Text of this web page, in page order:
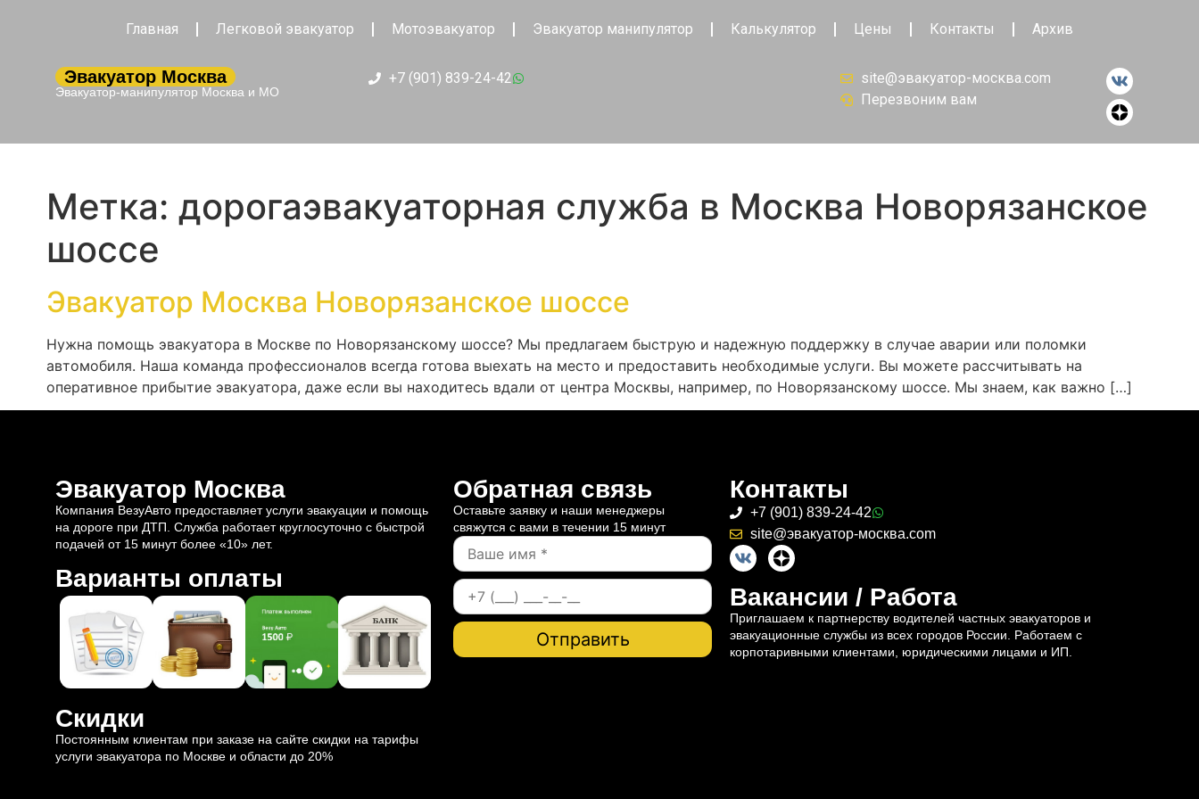
Главная Легковой эвакуатор Мотоэвакуатор Эвакуатор манипулятор Калькулятор Цены Контакты Архив
Эвакуатор Москва
Эвакуатор-манипулятор Москва и МО
+7 (901) 839-24-42
site@эвакуатор-москва.com
Перезвоним вам
Метка: дорогаэвакуаторная служба в Москва Новорязанское
шоссе
Эвакуатор Москва Новорязанское шоссе
Нужна помощь эвакуатора в Москве по Новорязанскому шоссе? Мы предлагаем быструю и надежную поддержку в случае аварии или поломки
автомобиля. Наша команда профессионалов всегда готова выехать на место и предоставить необходимые услуги. Вы можете рассчитывать на
оперативное прибытие эвакуатора, даже если вы находитесь вдали от центра Москвы, например, по Новорязанскому шоссе. Мы знаем, как важно […]
Эвакуатор Москва
Компания ВезуАвто предоставляет услуги эвакуации и помощь
на дороге при ДТП. Служба работает круглосуточно с быстрой
подачей от 15 минут более «10» лет.
Варианты оплаты
Скидки
Постоянным клиентам при заказе на сайте скидки на тарифы
услуги эвакуатора по Москве и области до 20%
Обратная связь
Оставьте заявку и наши менеджеры
свяжутся с вами в течении 15 минут
Контакты
+7 (901) 839-24-42
site@эвакуатор-москва.com
Вакансии / Работа
Приглашаем к партнерству водителей частных эвакуаторов и
эвакуационные службы из всех городов России. Работаем с
корпотаривными клиентами, юридическими лицами и ИП.